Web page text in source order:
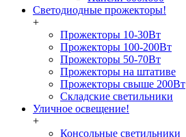
Светодиодные прожекторы!
+
Прожекторы 10-30Вт
Прожекторы 100-200Вт
Прожекторы 50-70Вт
Прожекторы на штативе
Прожекторы свыше 200Вт
Складские светильники
Уличное освещение!
+
Консольные светильники